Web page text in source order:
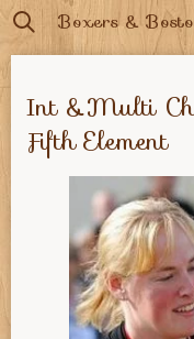
Ga
direct
de
hoofdinhoud
Boxers &
Int &Multi
Fifth Element